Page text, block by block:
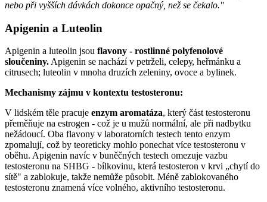
nebo při vyšších dávkách dokonce opačný, než se čekalo."
Apigenin a Luteolin
Apigenin a luteolin jsou flavony - rostlinné polyfenolové
sloučeniny. Apigenin se nachází v petrželi, celeру, heřmánku a
citrusech; luteolin v mnoha druzích zeleniny, ovoce a bylinek.
Mechanismy zájmu v kontextu testosteronu:
V lidském těle pracuje enzym aromatáza, který část testosteronu
přeměňuje na estrogen - což je u mužů normální, ale při nadbytku
nežádoucí. Oba flavony v laboratorních testech tento enzym
zpomalují, což by teoreticky mohlo ponechat více testosteronu v
oběhu. Apigenin navíc v buněčných testech omezuje vazbu
testosteronu na SHBG - bílkovinu, která testosteron v krvi „chytí do
sítě" a zablokuje, takže nemůže působit. Méně zablokovaného
testosteronu znamená více volného, aktivního testosteronu.